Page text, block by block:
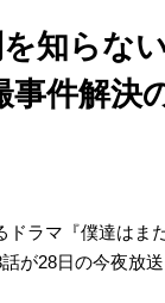
を知ら
事件解決
ラマ『僕達はま
が28日の今夜放送